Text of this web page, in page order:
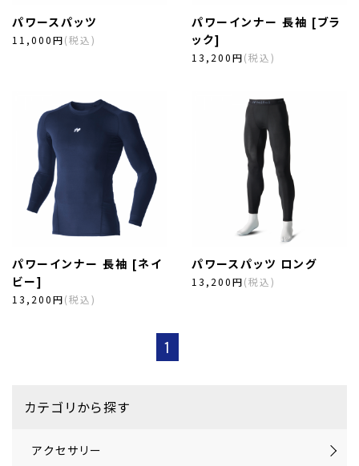
パワースパッツ
11,000円(税込)
パワーインナー 長袖 [ブラ
ック]
13,200円(税込)
パワーインナー 長袖 [ネイ
ビー]
13,200円(税込)
パワースパッツ ロング
13,200円(税込)
1
カテゴリから探す
アクセサリー